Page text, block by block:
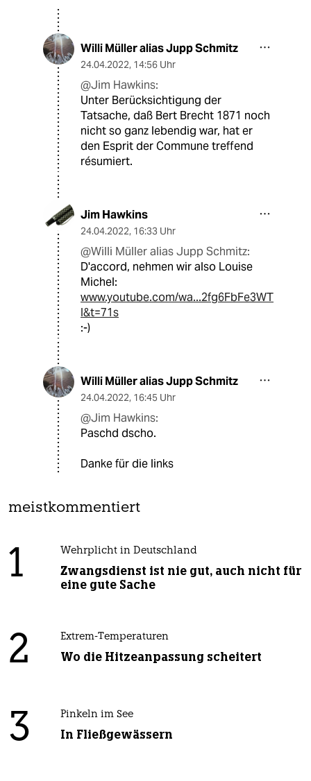
Willi Müller alias Jupp Schmitz
24.04.2022, 14:56 Uhr
@Jim Hawkins:
Unter Berücksichtigung der
Tatsache, daß Bert Brecht 1871 noch
nicht so ganz lebendig war, hat er
den Esprit der Commune treffend
résumiert.
Jim Hawkins
24.04.2022, 16:33 Uhr
@Willi Müller alias Jupp Schmitz:
D'accord, nehmen wir also Louise
Michel:
www.youtube.com/wa...2fg6FbFe3WT
I&t=71s
:-)
Willi Müller alias Jupp Schmitz
24.04.2022, 16:45 Uhr
@Jim Hawkins:
Paschd dscho.
Danke für die links
meistkommentiert
1 Wehrplicht in Deutschland
Zwangsdienst ist nie gut, auch nicht für
eine gute Sache
2 Extrem-Temperaturen
Wo die Hitzeanpassung scheitert
3 Pinkeln im See
In Fließgewässern